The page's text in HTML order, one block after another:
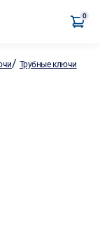
0
/ Трубные ключи